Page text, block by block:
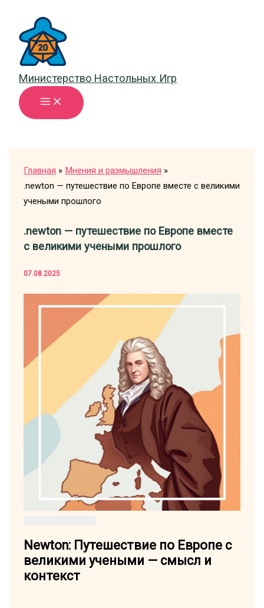
содержимому
Министерство Настольных Игр
Главная
Мнения и размышления
.newton — путешествие по Европе вместе с великими
учеными прошлого
.newton — путешествие по Европе вместе
с великими учеными прошлого
07.08.2025
Newton: Путешествие по Европе с
великими учеными — смысл и
контекст